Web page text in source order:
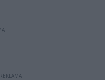
REKLAMA